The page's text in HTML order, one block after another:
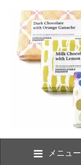
メニュー